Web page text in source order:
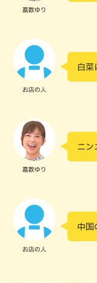
嘉数ゆり
お店の人
白菜
嘉数ゆり
ニン
お店の人
中国